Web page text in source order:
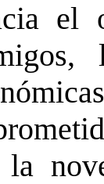
el
la